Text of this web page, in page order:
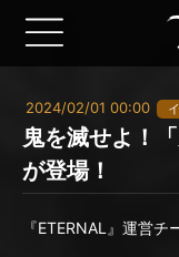
2024/02/01 00:00
鬼を滅せよ！
が登場！
『ETERNAL』運営チ